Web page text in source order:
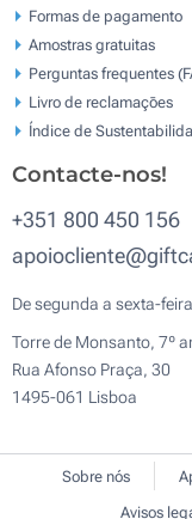
Formas de pagamento
Amostras gratuitas
Perguntas frequentes
Livro de reclamaçōes
Índice de
Contacte-nos!
+351 800 450 156
De segunda a sexta-
Torre de Monsanto, 7º
Rua Afonso Praça, 30
1495-061 Lisboa
Sobre nós
Avisos